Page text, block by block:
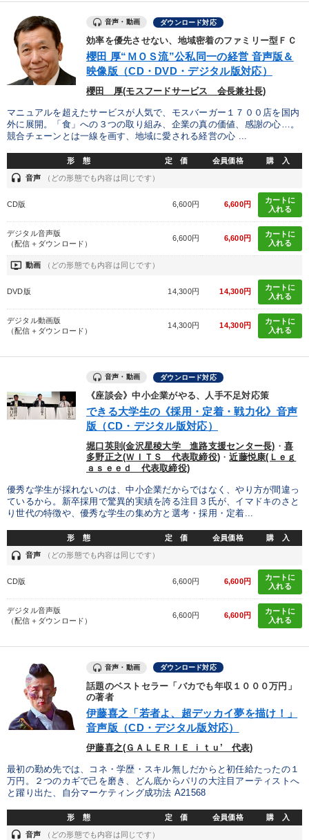
音声・動画 ダウンロード対応
効率を優先させない、地域密着のファミリー型ＦＣ
櫻田 厚“ＭＯＳ流”公私同一の経営 音声版＆
映像版（CD・DVD・デジタル版対応）
櫻田 厚(モスフードサービス 会長兼社長)
マニュアルを超えたサービスが人気で、モスバーガー１７００店を国内
外に展開。「食」への３つの取り組み、企業の真の価値、感謝の心…。
競合チェーンとは一線を画す、地域に愛される経営の心 ...
形 態 定 価 会員価格 購 入
headset 音声 （どの形態でも内容は同じです）
CD版 6,600円 6,600円
カートに
入れる
デジタル音声版
（配信＋ダウンロード）
6,600円 6,600円
カートに
入れる
ondemand_video 動画 （どの形態でも内容は同じです）
DVD版 14,300円 14,300円
カートに
入れる
デジタル動画版
（配信＋ダウンロード）
14,300円 14,300円
カートに
入れる
音声・動画 ダウンロード対応
《座談会》中小企業がやる、人手不足対応策
できる大学生の《採用・定着・戦力化》音声
版（CD・デジタル版対応）
堀口英則(金沢星稜大学 進路支援センター長) ・ 喜
多野正之(ＷＩＴＳ 代表取締役) ・近藤悦康(Ｌｅｇ
ａｓｅｅｄ 代表取締役)
優秀な学生が採れないのは、中小企業だからではなく、やり方が間違っ
ているから。新卒採用で驚異的実績を誇る注目３氏が、イマドキのさと
り世代の特徴や、優秀な学生の集め方と選考・採用・定着...
形 態 定 価 会員価格 購 入
headset 音声 （どの形態でも内容は同じです）
CD版 6,600円 6,600円
カートに
入れる
デジタル音声版
（配信＋ダウンロード）
6,600円 6,600円
カートに
入れる
音声・動画 ダウンロード対応
話題のベストセラー「バカでも年収１０００万円」
の著者
伊藤喜之「若者よ、超デッカイ夢を描け！」
音声版（CD・デジタル版対応）
伊藤喜之(ＧＡＬＥＲＩＥ ｉｔｕ’ 代表)
最初の勤め先では、コネ・学歴・スキル無しだからと初任給たったの１
万円。２つのカギで己を磨き、どん底からパリの大注目アーティストへ
と躍り出た、自分マーケティング成功法 A21568
形 態 定 価 会員価格 購 入
headset 音声 （どの形態でも内容は同じです）